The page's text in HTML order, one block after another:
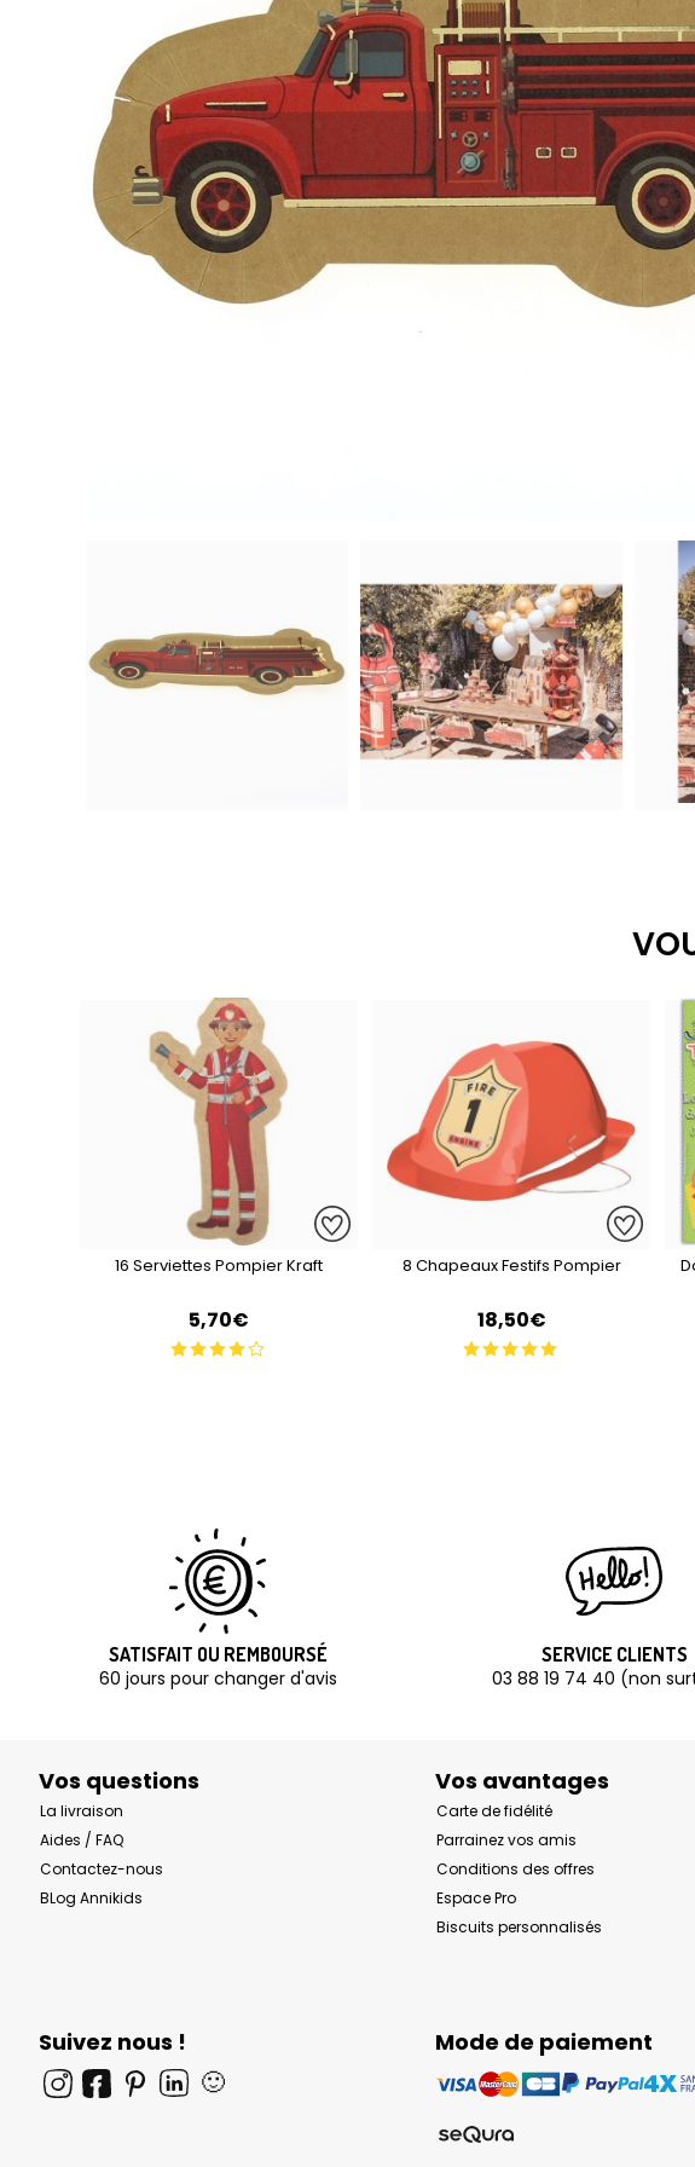
16 Serviettes Pompier Kraft
5,70€
8 Chapeaux Festifs Pompier
18,50€
SATISFAIT OU REMBOURSÉ
60 jours pour changer d'avis
SERVICE CLIENTS
03 88 19 74 40 (non
Vos questions
La livraison
Aides / FAQ
Contactez-nous
BLog Annikids
Vos avantages
Carte de fidélité
Parrainez vos amis
Conditions des offres
Espace Pro
Biscuits personnalisés
Suivez nous !
🙂
Mode de paiement